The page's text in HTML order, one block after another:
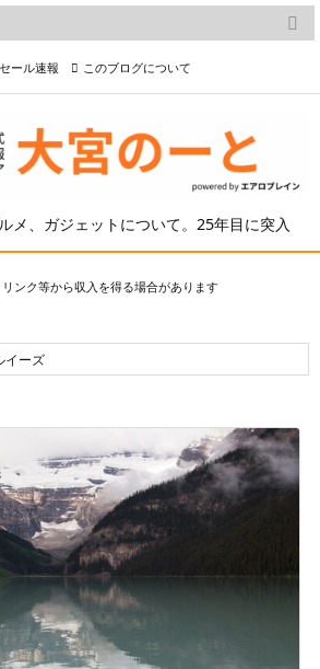
メ、ガジェットについて。25年目に突入

メニュー

検索
ール速報 このブログについて
リンク等から収入を得る場合があります
イーズ